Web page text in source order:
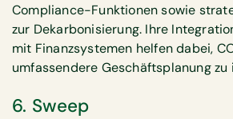
Compliance-Funktionen sowie
zur Dekarbonisierung. Ihre
mit Finanzsystemen helfen dabei,
umfassendere Geschäftsplanung zu
6. Sweep